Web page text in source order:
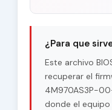
¿Para que
Este archivo
recuperar el
4M970AS3P-
donde el equipo